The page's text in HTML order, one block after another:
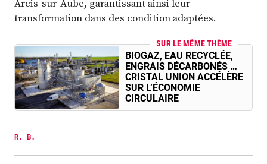
transformation dans des condition adaptées.
SUR LE MÊME THÈME
BIOGAZ, EAU RECYCLÉE,
ENGRAIS DÉCARBONÉS …
CRISTAL UNION ACCÉLÈRE
SUR L’ÉCONOMIE
CIRCULAIRE
R. B.